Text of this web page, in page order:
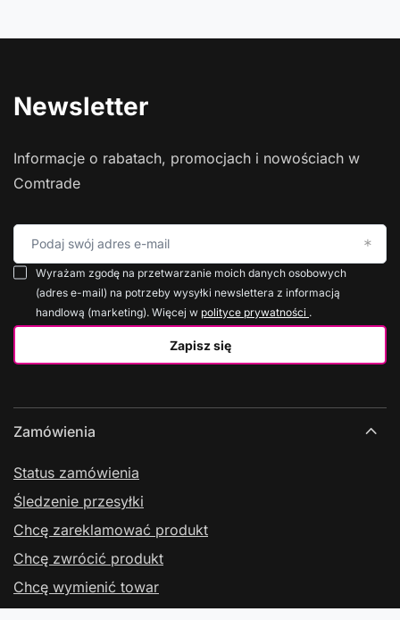
Newsletter
Informacje o rabatach, promocjach i nowościach w
Comtrade
Podaj swój adres e-mail
Zapisz się
Wyrażam zgodę na przetwarzanie moich danych osobowych
(adres e-mail) na potrzeby wysyłki newslettera z informacją
handlową (marketing). Więcej w polityce prywatności .
Zamówienia
Status zamówienia
Śledzenie przesyłki
Chcę zareklamować produkt
Chcę zwrócić produkt
Chcę wymienić towar